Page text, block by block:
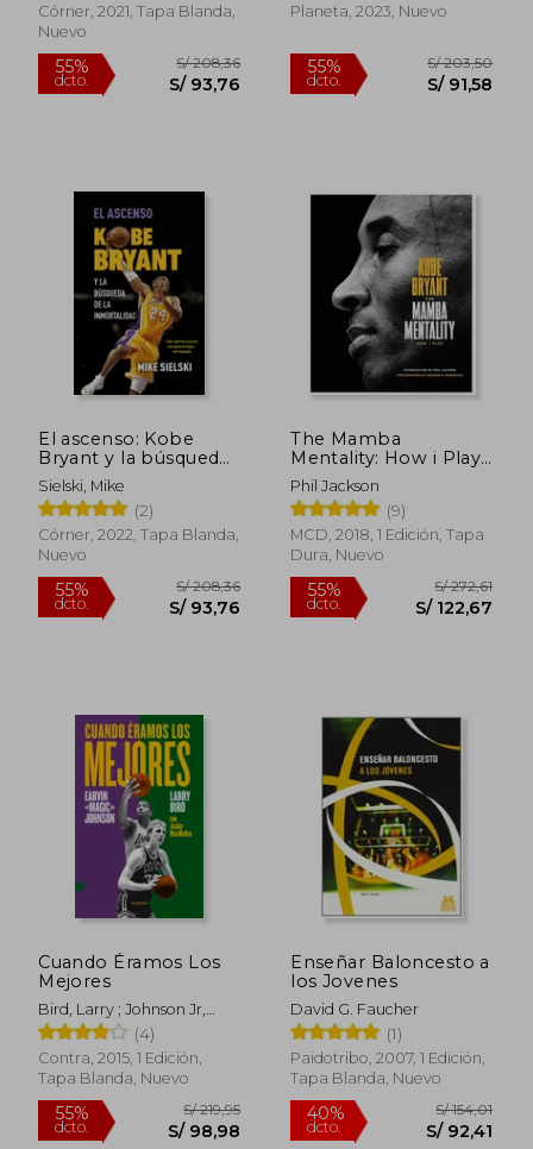
55% S/ 210,13 55% S/
Córner, 2021, Tapa Blanda,
Nuevo
Planeta, 2023, Nuevo
El ascenso: Kobe
Bryant y la búsqueda
de la inmortalidad
Sielski, Mike
(2)
Córner, 2022, Tapa Blanda,
Nuevo
The Mamba
Mentality: How i Play
(en Inglés)
Phil Jackson
(9)
MCD, 2018, 1 Edición, Tapa
Dura, Nuevo
Cuando Éramos Los
Mejores
Bird, Larry ; Johnson Jr,
Earvin ; Macmullan, Jackie
(4)
Contra, 2015, 1 Edición,
Tapa Blanda, Nuevo
Enseñar Baloncesto a
los Jovenes
David G. Faucher
(1)
Paidotribo, 2007, 1 Edición,
Tapa Blanda, Nuevo